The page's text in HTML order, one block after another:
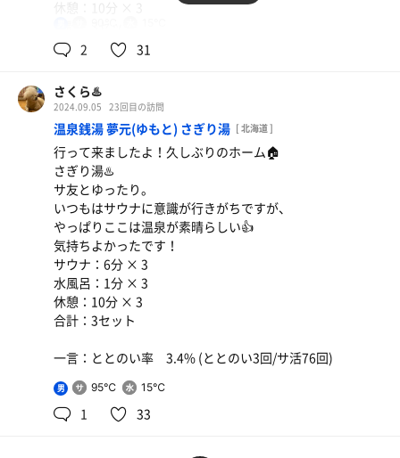
一言：ととのい率 3.3% (ととのい3回/サ活77回)
2 31
さくら♨️
2024.09.05 23回目の訪問
温泉銭湯 夢元(ゆもと) さぎり湯 [ 北海道 ]
行って来ましたよ！久しぶりのホーム🏠
さぎり湯♨️
サ友とゆったり。
いつもはサウナに意識が行きがちですが、
やっぱりここは温泉が素晴らしい👍
気持ちよかったです！
サウナ：6分 × 3
水風呂：1分 × 3
休憩：10分 × 3
合計：3セット
一言：ととのい率 3.4% (ととのい3回/サ活76回)
男 95℃ 15℃
1 33